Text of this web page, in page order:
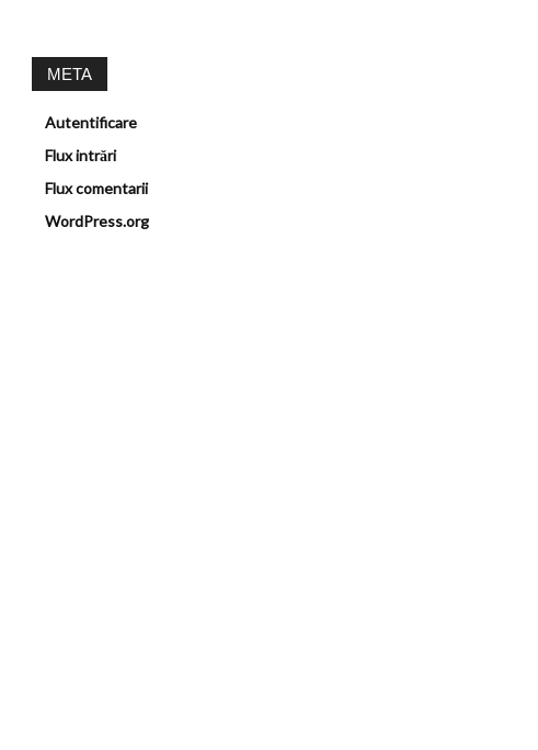
META
Autentificare
Flux intrări
Flux comentarii
WordPress.org